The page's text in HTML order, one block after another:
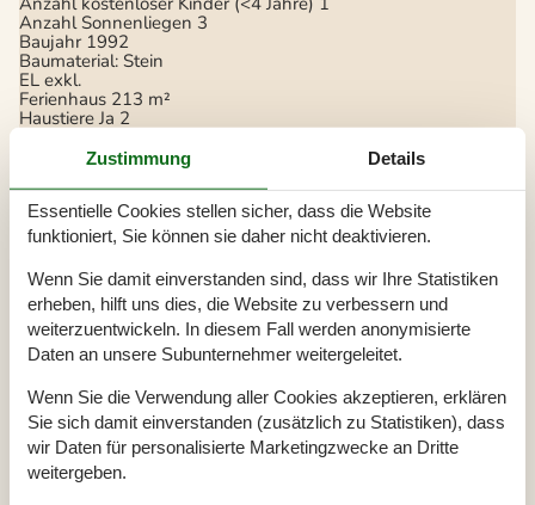
Anzahl Sonnenliegen 3
Baujahr 1992
Baumaterial: Stein
EL exkl.
Ferienhaus 213 m²
Haustiere Ja 2
Renoviert 2024
Satellitenschüssel, deutsche Sender
Self-Service-Check-in
Staubsauger
Strohdach
Waschmaschine
Wasser inkl.
Winterfest
Wäschetrockner
Draußen
Gartenmöbel
Grill
Kostenloser Parkplatz auf dem Gelände 5
Schaukel und Sandkasten
Spiele für draussen
Zustimmung Details
Essentielle Cookies stellen sicher, dass die Website
funktioniert, Sie können sie daher nicht deaktivieren.
Wenn Sie damit einverstanden sind, dass wir Ihre Statistiken
erheben, hilft uns dies, die Website zu verbessern und
weiterzuentwickeln. In diesem Fall werden anonymisierte
Daten an unsere Subunternehmer weitergeleitet.
Wenn Sie die Verwendung aller Cookies akzeptieren, erklären
Sie sich damit einverstanden (zusätzlich zu Statistiken), dass
wir Daten für personalisierte Marketingzwecke an Dritte
weitergeben.